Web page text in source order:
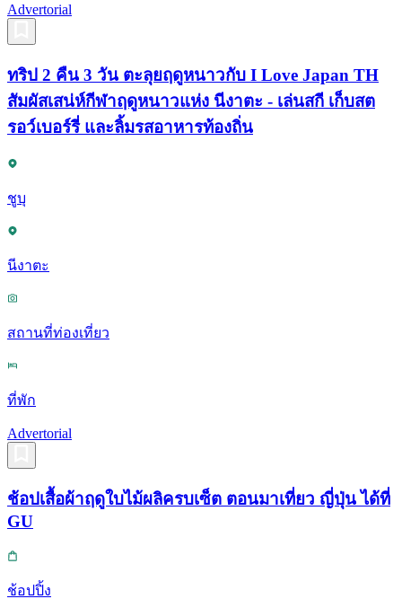
Advertorial
ทริป 2 คืน 3 วัน ตะลุยฤดูหนาวกับ I Love Japan TH
สัมผัสเสน่ห์กีฬาฤดูหนาวแห่ง นีงาตะ - เล่นสกี เก็บสต
รอว์เบอร์รี่ และลิ้มรสอาหารท้องถิ่น
ชูบุ
นีงาตะ
สถานที่ท่องเที่ยว
ที่พัก
Advertorial
ช้อปเสื้อผ้าฤดูใบไม้ผลิครบเซ็ต ตอนมาเที่ยว ญี่ปุ่น ได้ที่
GU
ช้อปปิ้ง